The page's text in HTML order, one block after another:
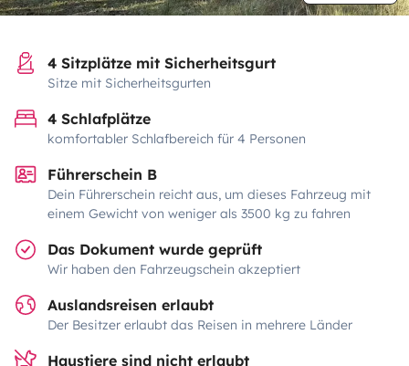
4 Sitzplätze mit Sicherheitsgurt
Sitze mit Sicherheitsgurten
4 Schlafplätze
komfortabler Schlafbereich für 4 Personen
Führerschein B
Dein Führerschein reicht aus, um dieses Fahrzeug mit
einem Gewicht von weniger als 3500 kg zu fahren
Das Dokument wurde geprüft
Wir haben den Fahrzeugschein akzeptiert
Auslandsreisen erlaubt
Der Besitzer erlaubt das Reisen in mehrere Länder
Haustiere sind nicht erlaubt